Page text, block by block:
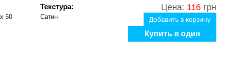
50
Текстура:
Сатин
Цена: 116 грн
Добавить в корзину
Купить в один